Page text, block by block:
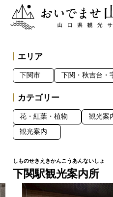
おいでませ山口へー山口県
下関駅観光案内所
エリア
下関市 下関・秋吉台・
カテゴリー
花・紅葉・植物 観光案
観光案内